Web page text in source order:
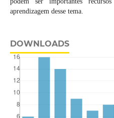
aprendizagem desse tema.
DOWNLOADS